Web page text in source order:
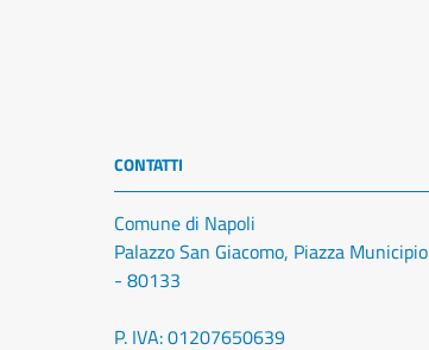
CONTATTI
Comune di Napoli
Palazzo San Giacomo, Piazza Municipio
- 80133
P. IVA: 01207650639